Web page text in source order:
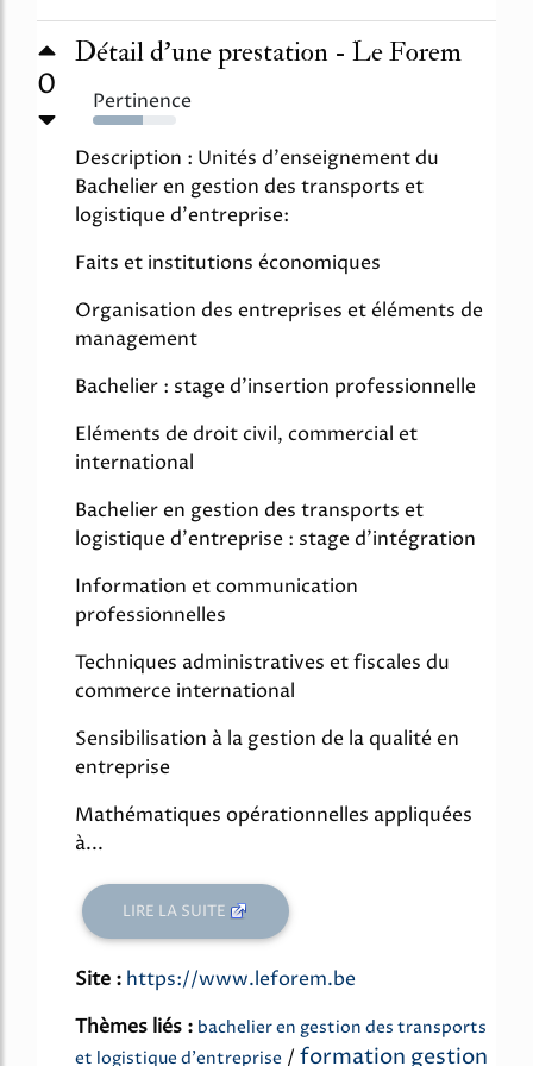
0
Détail d'une prestation - Le Forem
Pertinence
60%
Description : Unités d'enseignement du
Bachelier en gestion des transports et
logistique d'entreprise:
Faits et institutions économiques
Organisation des entreprises et éléments de
management
Bachelier : stage d'insertion professionnelle
Eléments de droit civil, commercial et
international
Bachelier en gestion des transports et
logistique d'entreprise : stage d'intégration
Information et communication
professionnelles
Techniques administratives et fiscales du
commerce international
Sensibilisation à la gestion de la qualité en
entreprise
Mathématiques opérationnelles appliquées
à...
LIRE LA SUITE
Site : https://www.leforem.be
Thèmes liés : bachelier en gestion des transports
et logistique d'entreprise / formation gestion